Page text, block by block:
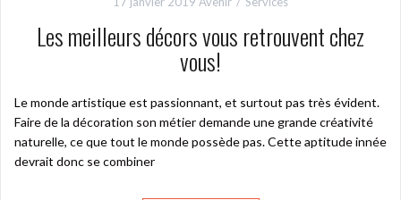
Les meilleurs décors vous retrouvent chez
vous!
Le monde artistique est passionnant, et surtout pas très évident.
Faire de la décoration son métier demande une grande créativité
naturelle, ce que tout le monde possède pas. Cette aptitude innée
devrait donc se combiner